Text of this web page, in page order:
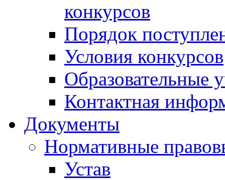
конкурсов
Порядок
Условия конкурсов
Образовательные
Контактная
Документы
Нормативные
Устав